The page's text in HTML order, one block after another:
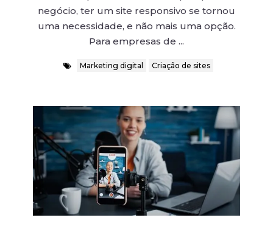
negócio, ter um site responsivo se tornou
uma necessidade, e não mais uma opção.
Para empresas de ...
Marketing digital Criação de sites